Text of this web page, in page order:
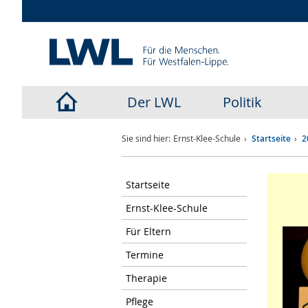
Der LWL Politik
Sie sind hier: Ernst-Klee-Schule Startseite
Startseite
Ernst-Klee-Schule
Für Eltern
Termine
Therapie
Pflege